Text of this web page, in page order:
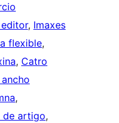
, Imaxes
flexible
, Catro
de artigo